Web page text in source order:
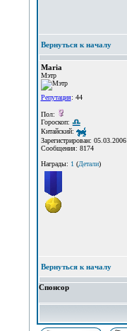
Вернуться к началу
Maria
Мэтр
Репутация: 44
Пол:
Гороскоп:
Китайский:
Зарегистрирован: 05.03.2006
Сообщения: 8174
Награды: 1(Детали)
Вернуться к началу
Спонсор